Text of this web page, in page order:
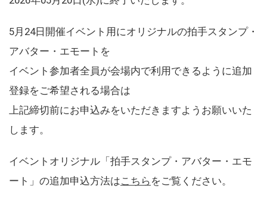
5月24日開催イベント用にオリジナルの拍手スタンプ・
アバター・エモートを
イベント参加者全員が会場内で利用できるように追加
登録をご希望される場合は
上記締切前にお申込みをいただきますようお願いいた
します。
イベントオリジナル「拍手スタンプ・アバター・エモ
ート」の追加申込方法はこちら をご覧ください。